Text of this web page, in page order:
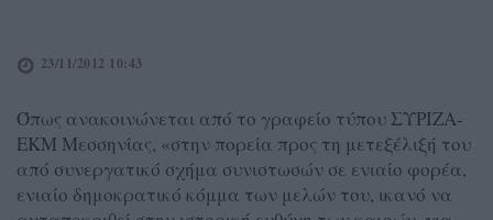
23/11/2012 10:43
Όπως ανακοινώνεται από το γραφείο τύπου ΣΥΡΙΖΑ-
ΕΚΜ Μεσσηνίας, «στην πορεία προς τη μετεξέλιξή του
από συνεργατικό σχήμα συνιστωσών σε ενιαίο φορέα,
ενιαίο δημοκρατικό κόμμα των μελών του, ικανό να